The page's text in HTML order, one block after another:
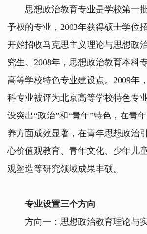
思想政治教育专业是学校第一
予权的专业，2003年获得硕士学位
开始招收马克思主义理论与思想政
究生。2008年，思想政治教育本科
高等学校特色专业建设点。2009年
科专业被评为北京高等学校特色专
设突出“政治”和“青年”特色，在青
养方面成效显著，在青年思想政治
心价值观教育、青年文化、少年儿
观塑造等研究领域成果丰硕。
专业设置三个方向
方向一：思想政治教育理论与